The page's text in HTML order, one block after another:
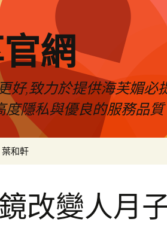
網
好,致力於提供海芙媚必
隱私與優良的服務品質
葉和軒
改變人月